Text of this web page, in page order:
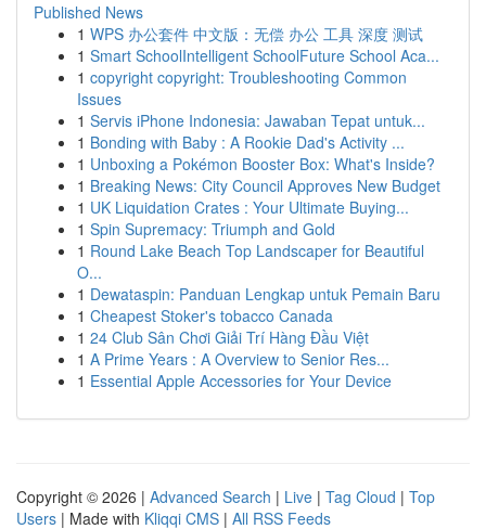
Published News
1 WPS 办公套件 中文版：无偿 办公 工具 深度 测试
1 Smart SchoolIntelligent SchoolFuture School Aca...
1 copyright copyright: Troubleshooting Common
Issues
1 Servis iPhone Indonesia: Jawaban Tepat untuk...
1 Bonding with Baby : A Rookie Dad's Activity ...
1 Unboxing a Pokémon Booster Box: What's Inside?
1 Breaking News: City Council Approves New Budget
1 UK Liquidation Crates : Your Ultimate Buying...
1 Spin Supremacy: Triumph and Gold
1 Round Lake Beach Top Landscaper for Beautiful
O...
1 Dewataspin: Panduan Lengkap untuk Pemain Baru
1 Cheapest Stoker's tobacco Canada
1 24 Club Sân Chơi Giải Trí Hàng Đầu Việt
1 A Prime Years : A Overview to Senior Res...
1 Essential Apple Accessories for Your Device
Copyright © 2026 | Advanced Search | Live | Tag Cloud | Top
Users | Made with Kliqqi CMS | All RSS Feeds